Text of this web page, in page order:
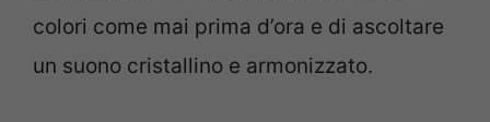
colori come mai prima d’ora e di ascoltare
un suono cristallino e armonizzato.